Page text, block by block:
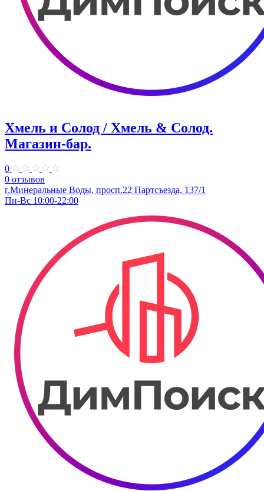
Хмель и Солод / Хмель & Солод.
Магазин-бар.
0
0 отзывов
г.Минеральные Воды, просп.22 Партсъезда, 137/1
Пн-Вс 10:00-22:00